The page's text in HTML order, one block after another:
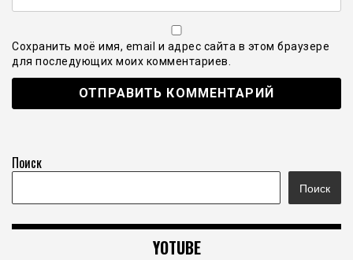
Сохранить моё имя, email и адрес сайта в этом браузере
для последующих моих комментариев.
Поиск
Поиск
YOTUBE